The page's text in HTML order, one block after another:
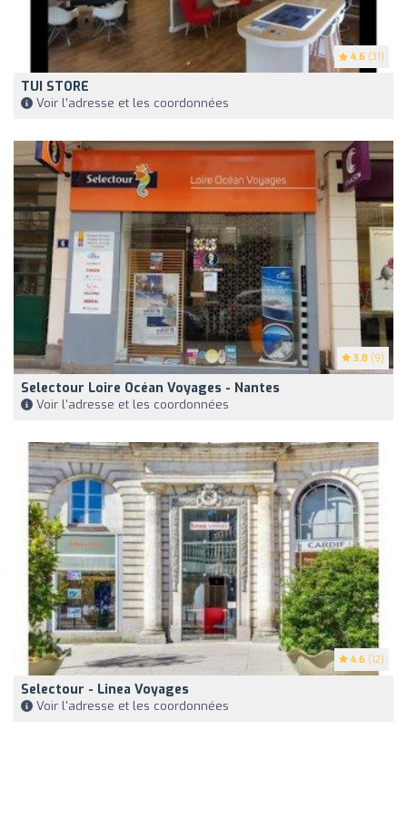
4.6 (31)
TUI STORE
Voir l'adresse et les coordonnées
3.8 (9)
Selectour Loire Océan Voyages - Nantes
Voir l'adresse et les coordonnées
4.6 (12)
Selectour - Linea Voyages
Voir l'adresse et les coordonnées